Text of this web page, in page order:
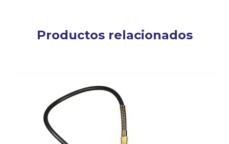
Productos relacionados